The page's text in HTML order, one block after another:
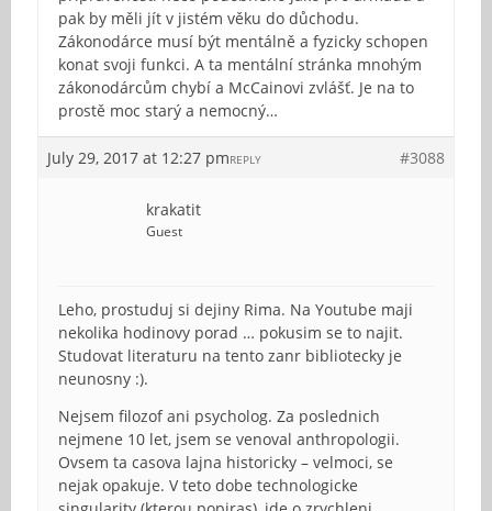
pak by měli jít v jistém věku do důchodu.
Zákonodárce musí být mentálně a fyzicky schopen
konat svoji funkci. A ta mentální stránka mnohým
zákonodárcům chybí a McCainovi zvlášť. Je na to
prostě moc starý a nemocný…
July 29, 2017 at 12:27 pm #3088
REPLY
krakatit
Guest
Leho, prostuduj si dejiny Rima. Na Youtube maji
nekolika hodinovy porad … pokusim se to najit.
Studovat literaturu na tento zanr bibliotecky je
neunosny :).
Nejsem filozof ani psycholog. Za poslednich
nejmene 10 let, jsem se venoval anthropologii.
Ovsem ta casova lajna historicky – velmoci, se
nejak opakuje. V teto dobe technologicke